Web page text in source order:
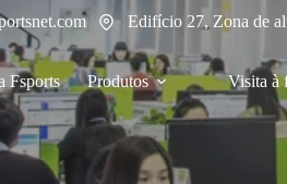
Edifício 27, Zona de
Fsports Produtos Visita à